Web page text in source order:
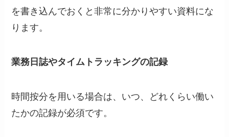
を書き込んでおくと非常に分かりやすい資料にな
ります。
業務日誌やタイムトラッキングの記録
時間按分を用いる場合は、いつ、どれくらい働い
たかの記録が必須です。